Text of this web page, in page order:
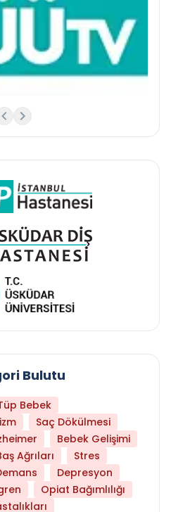
Bulutu
Bebek
Saç Dökülmesi
Bebek Gelişimi
Ağrıları
Stres
Depresyon
Opiat Bağımlılığı